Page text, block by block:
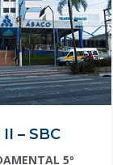
– SBC
5º